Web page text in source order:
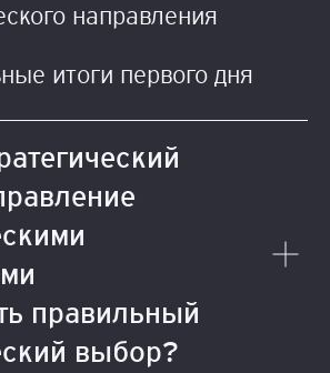
направления
итоги первого дня
правильный
выбор?